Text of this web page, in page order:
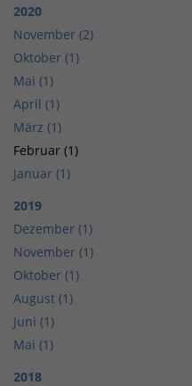
2020
November (2)
Oktober (1)
Mai (1)
April (1)
März (1)
Februar (1)
Januar (1)
2019
Dezember (1)
November (1)
Oktober (1)
August (1)
Juni (1)
Mai (1)
2018